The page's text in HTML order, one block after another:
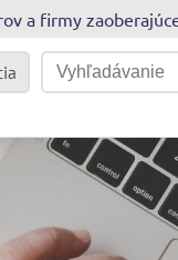
a firmy